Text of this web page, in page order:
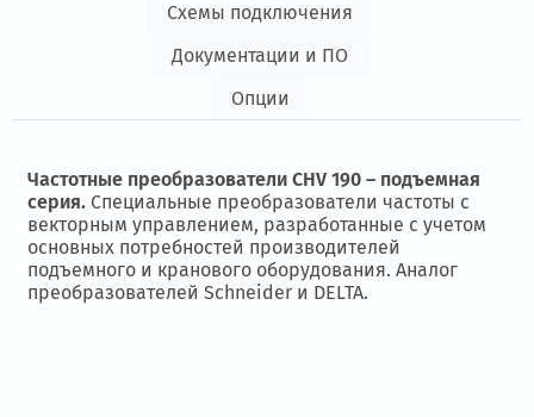
Схемы подключения
Документации и ПО
Опции
Частотные преобразователи CHV 190 – подъемная
серия. Специальные преобразователи частоты с
векторным управлением, разработанные с учетом
основных потребностей производителей
подъемного и кранового оборудования. Аналог
преобразователей Schneider и DELTA.